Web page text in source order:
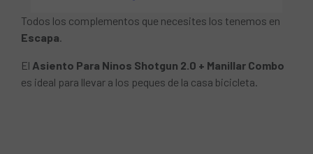
Todos los complementos que necesites los tenemos en
Escapa.
El Asiento Para Ninos Shotgun 2.0 + Manillar Combo
es ideal para llevar a los peques de la casa bicicleta.